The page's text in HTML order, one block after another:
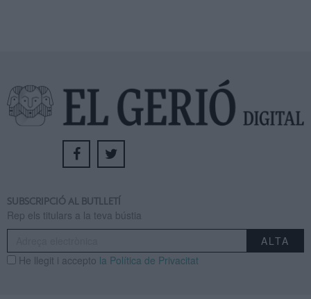
SUBSCRIPCIÓ AL BUTLLETÍ
Rep els titulars a la teva bústia
He llegit i accepto la Política de Privacitat